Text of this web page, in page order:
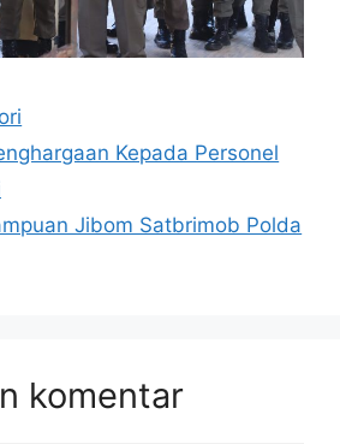
Kepada Personel
Jibom Satbrimob Polda
komentar